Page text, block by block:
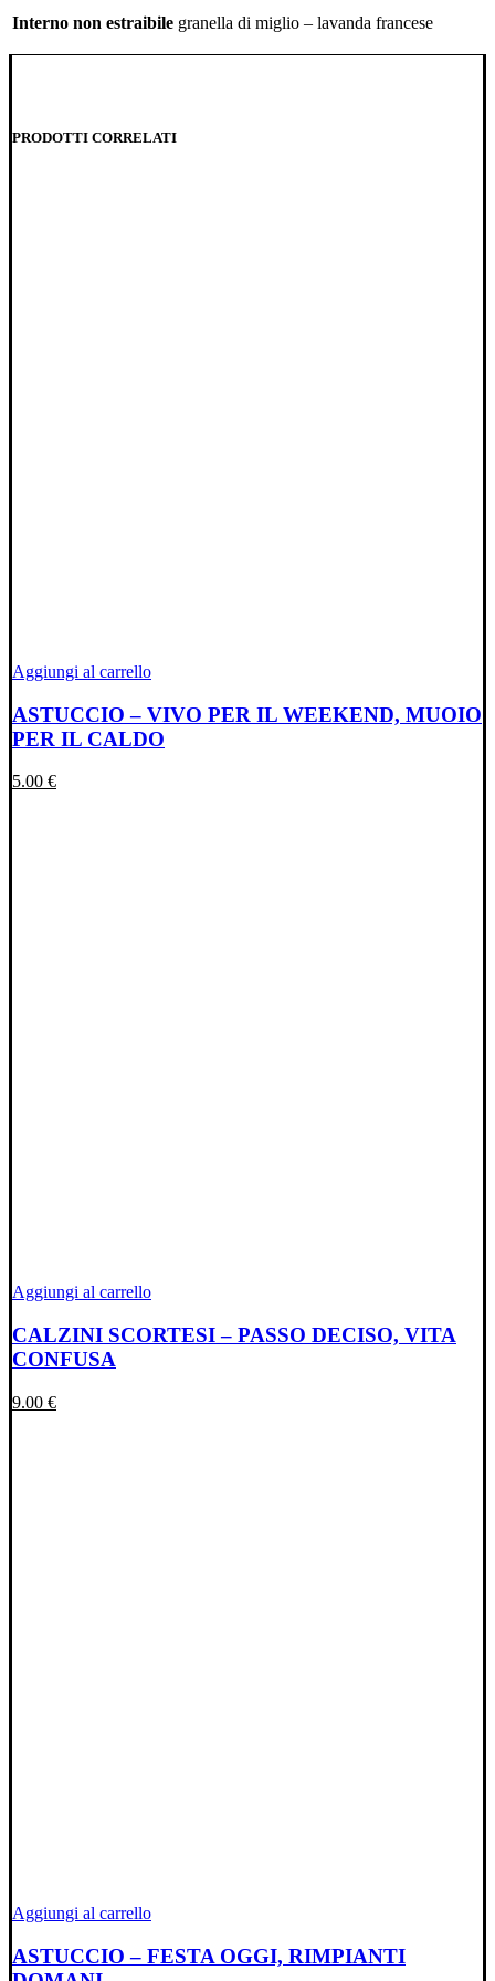
Interno non estraibile granella di miglio – lavanda francese
PRODOTTI CORRELATI
Aggiungi al carrello
ASTUCCIO – VIVO PER IL WEEKEND, MUOIO
PER IL CALDO
5.00 €
Aggiungi al carrello
CALZINI SCORTESI – PASSO DECISO, VITA
CONFUSA
9.00 €
Aggiungi al carrello
ASTUCCIO – FESTA OGGI, RIMPIANTI